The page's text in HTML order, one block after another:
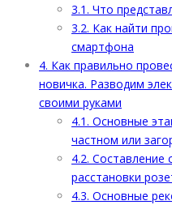
3.1. Что
3.2. Как найти
смартфона
4. Как правильно
новичка. Разводим
своими руками
4.1. Основные
частном или
4.2. Составление
расстановки
4.3. Основные